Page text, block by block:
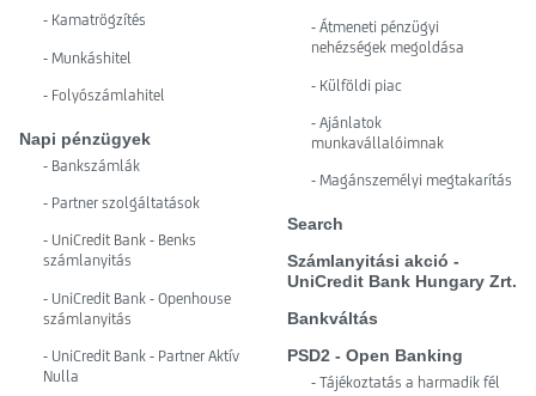
- Kamatrögzítés
- Munkáshitel
- Folyószámlahitel
Napi pénzügyek
- Bankszámlák
- Partner szolgáltatások
- UniCredit Bank - Benks
számlanyitás
- UniCredit Bank - Openhouse
számlanyitás
- UniCredit Bank - Partner Aktív
Nulla
- Átmeneti pénzügyi
nehézségek megoldása
- Külföldi piac
- Ajánlatok
munkavállalóimnak
- Magánszemélyi megtakarítás
Search
Számlanyitási akció -
UniCredit Bank Hungary Zrt.
Bankváltás
PSD2 - Open Banking
- Tájékoztatás a harmadik fél